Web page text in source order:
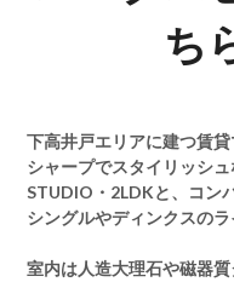
ち
下高井戸エリアに建つ賃
シャープでスタイリッシ
STUDIO・2LDKと、コン
シングルやディンクスのラ
室内は人造大理石や磁器